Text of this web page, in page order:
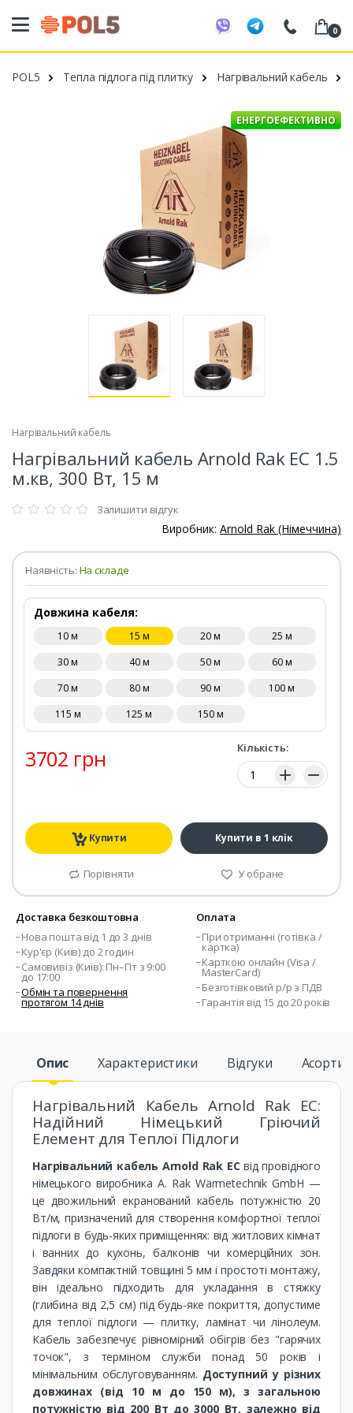
098 20 52 818
099 53 43 210
093 80 63 881
0
POL5 Тепла підлога під плитку Нагрівальний кабель
ЕНЕРГОЕФЕКТИВНО
Нагрівальний кабель
Нагрівальний кабель Arnold Rak EC 1.5
м.кв, 300 Вт, 15 м
Залишити відгук
Виробник: Arnold Rak (Німеччина)
Наявність: На складе
Довжина кабеля:
10 м 15 м 20 м
25 м
30 м
40 м 50 м
60 м
70 м
80 м 90 м
100 м
115 м
125 м 150 м
3702 грн Кількість:
Кількість:
Купити Купити в 1 клік
Порівняти У обране
Доставка безкоштовна
Нова пошта від 1 до 3 днів
Кур'єр (Київ) до 2 годин
Самовивіз (Київ): Пн–Пт з 9:00
до 17:00
Обмін та повернення
протягом 14 днів
Оплата
При отриманні (готівка /
картка)
Карткою онлайн (Visa /
MasterCard)
Безготівковий р/р з ПДВ
Гарантія від 15 до 20 років
Опис Характеристики Відгуки
Нагрівальний Кабель Arnold Rak EC:
Надійний Німецький Гріючий
Елемент для Теплої Підлоги
Нагрівальний кабель Arnold Rak ECвід провідного
німецького виробника A. Rak Wärmetechnik GmbH —
це двожильний екранований кабель потужністю 20
Вт/м, призначений для створення комфортної теплої
підлоги в будь-яких приміщеннях: від житлових кімнат
і ванних до кухонь, балконів чи комерційних зон.
Завдяки компактній товщині 5 мм і простоті монтажу,
він ідеально підходить для укладання в стяжку
(глибина від 2,5 см) під будь-яке покриття, допустиме
для теплої підлоги — плитку, ламінат чи лінолеум.
Кабель забезпечує рівномірний обігрів без "гарячих
точок", з терміном служби понад 50 років і
мінімальним обслуговуванням. Доступний у різних
довжинах (від 10 м до 150 м), з загальною
потужністю від 200 Вт до 3000 Вт, залежно від